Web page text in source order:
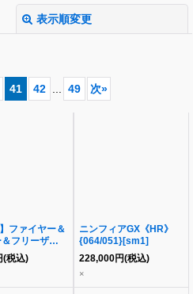
表示順変更
41 42 ... 49 次»
ファイヤー＆
フリーザー
SR》
(税込)
ニンフィアGX《HR》
{064/051}[sm1]
228,000円(税込)
×